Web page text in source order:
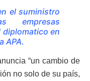
el suministro
diplomatico en
APA.
“un cambio de
no solo de su país,